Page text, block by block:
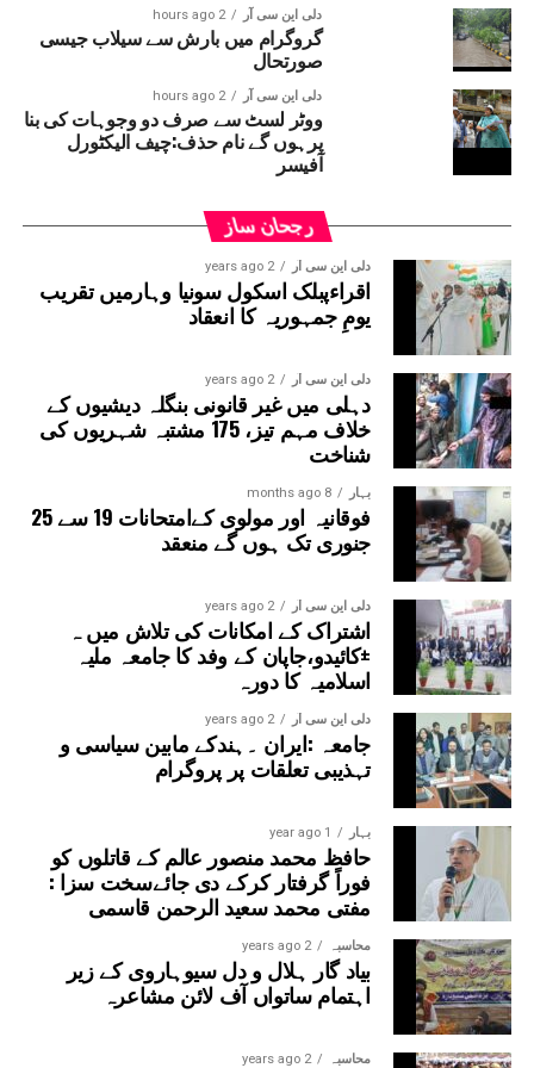
مہینہ کے تقریباً 42؍ ہزار روپے اور فی الحال کی جانے والی
11؍ دنوں کی مزدوری کے 56؍ ہزار روپے پروجیکٹ
منیجر نے ادا نہیں کئے ۔خواتین مزدوروں کا کہنا
ہے کہ مزدوری کی رقم مانگنے پر ان کے ساتھ
بدسلوکی کی گئی اور گالیاں دی گئیں ۔پولیس نے
پروجیکٹ منیجر اور اس کے ساتھیوں کے خلاف ملنے
والے تحریر کی بنیاد پر معاملہ درج کرکے جانچ
دلی این سی آر 2 hours ago
گروگرام میں بارش سے سیلاب جیسی
صورتحال
دلی این سی آر 2 hours ago
ووٹر لسٹ سے صرف دو وجوہات کی بنا
پرہوں گے نام حذف:چیف الیکٹورل
آفیسر
رجحان ساز
دلی این سی آر 2 years ago
اقراءپبلک اسکول سونیا وہارمیں تقریب
یومِ جمہوریہ کا انعقاد
دلی این سی آر 2 years ago
دہلی میں غیر قانونی بنگلہ دیشیوں کے
خلاف مہم تیز، 175 مشتبہ شہریوں کی
شناخت
بہار 8 months ago
فوقانیہ اور مولوی کےامتحانات 19 سے 25
جنوری تک ہوں گے منعقد
دلی این سی آر 2 years ago
اشتراک کے امکانات کی تلاش میں ہ
±کائیدو،جاپان کے وفد کا جامعہ ملیہ
اسلامیہ کا دورہ
دلی این سی آر 2 years ago
جامعہ :ایران ۔ہندکے مابین سیاسی و
تہذیبی تعلقات پر پروگرام
بہار 1 year ago
حافظ محمد منصور عالم کے قاتلوں کو
فوراً گرفتار کرکے دی جائےسخت سزا :
مفتی محمد سعید الرحمن قاسمی
محاسبہ 2 years ago
بیاد گار ہلال و دل سیوہاروی کے زیر
اہتمام ساتواں آف لائن مشاعرہ
محاسبہ 2 years ago